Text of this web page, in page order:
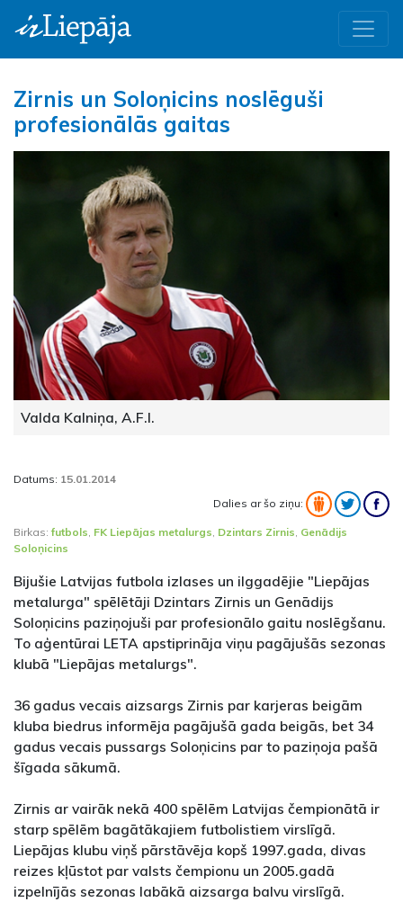
Zirnis un Soloņicins noslēguši
profesionālās gaitas
Valda Kalniņa, A.F.I.
Datums: 15.01.2014
Dalies ar šo ziņu:
Birkas:futbols, FK Liepājas metalurgs, Dzintars Zirnis, Genādijs
Soloņicins
Bijušie Latvijas futbola izlases un ilggadējie "Liepājas
metalurga" spēlētāji Dzintars Zirnis un Genādijs
Soloņicins paziņojuši par profesionālo gaitu noslēgšanu.
To aģentūrai LETA apstiprināja viņu pagājušās sezonas
klubā "Liepājas metalurgs".
36 gadus vecais aizsargs Zirnis par karjeras beigām
kluba biedrus informēja pagājušā gada beigās, bet 34
gadus vecais pussargs Soloņicins par to paziņoja pašā
šīgada sākumā.
Zirnis ar vairāk nekā 400 spēlēm Latvijas čempionātā ir
starp spēlēm bagātākajiem futbolistiem virslīgā.
Liepājas klubu viņš pārstāvēja kopš 1997.gada, divas
reizes kļūstot par valsts čempionu un 2005.gadā
izpelnījās sezonas labākā aizsarga balvu virslīgā.